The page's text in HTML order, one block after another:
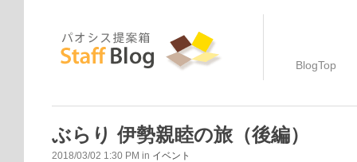
BlogTop
ぶらり 伊勢親睦の旅（後編）
2018/03/02 1:30 PM in イベント